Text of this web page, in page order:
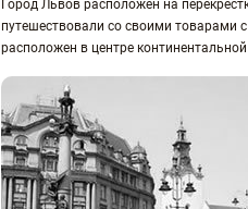
Город Львов расположен на
путешествовали со своими товарами
расположен в центре